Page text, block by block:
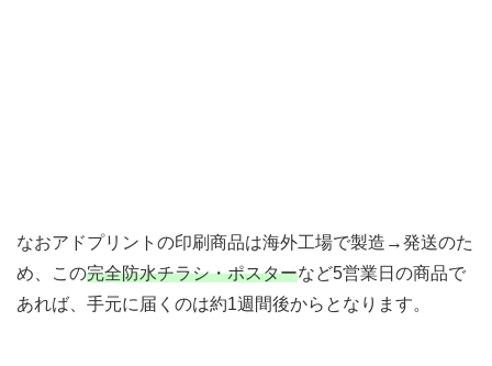
なおアドプリントの印刷商品は海外工場で製造→発送のた
め、この完全防水チラシ・ポスターなど5営業日の商品で
あれば、手元に届くのは約1週間後からとなります。